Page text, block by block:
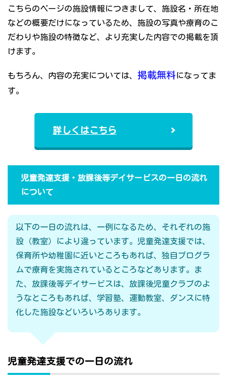
こちらのページの施設情報につきまして、施設名・所在地
などの概要だけになっているため、施設の写真や療育のこ
だわりや施設の特徴など、より充実した内容での掲載を頂
けます。
もちろん、内容の充実については、 掲載無料になってま
す。
詳しくはこちら
児童発達支援・放課後等デイサービスの一日の流れ
について
以下の一日の流れは、一例になるため、それぞれの施
設（教室）により違っています。児童発達支援では、
保育所や幼稚園に近いところもあれば、独自プログラ
ムで療育を実施されているところなどあります。ま
た、放課後等デイサービスは、放課後児童クラブのよ
うなところもあれば、学習塾、運動教室、ダンスに特
化した施設などいろいろあります。
児童発達支援での一日の流れ